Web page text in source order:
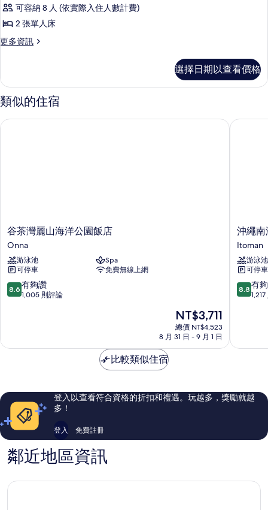
With
Ocean
View
的
所
有
相
For
People
With
Ocean
Balcony
詳
庭
房,
景
(Japanese
Western
Style)
可容納 8 人 (依實際入住人數計費)
2 張單人床
更多資訊
更
客
房,
海
(Japanese
選擇日期以查看價格
類似的住宿
谷
茶
灣
麗
山
海
洋
Onna
谷茶灣麗山海洋公園飯店
Onna
游泳池
Spa
可停車
免費無線上網
8.6
分，
有
則
評
8.6 有夠讚
1,005 則評論
現
在
價
NT$3,711
總價 NT$4,523
8 月 31 日 - 9 月 1 日
谷茶灣麗山海洋公園飯店
沖
繩
南
海
灘
飯
店
Itoman
沖繩南
Itoman
游泳池
可停車
8.8
分，
有
則
評
8.8 有
沖繩南
比較類似住宿
登入以查看符合資格的折扣和禮遇。玩越多，獎勵就越
多！
登入 免費註冊
鄰近地區資訊